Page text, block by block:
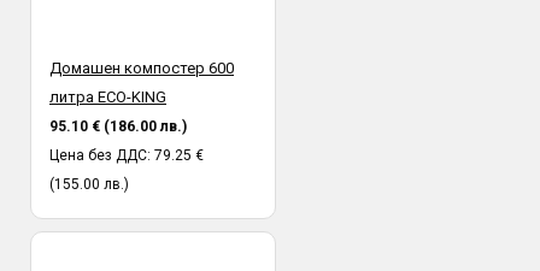
Домашен компостер 600
литра ECO-KING
95.10 € (186.00 лв.)
Цена без ДДС: 79.25 €
(155.00 лв.)